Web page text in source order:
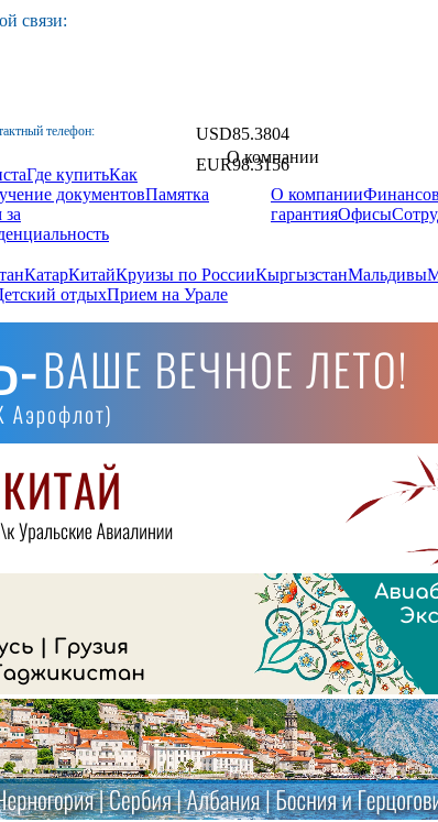
связи:
телефон: USD85.3804
EUR98.3156
Где купитьКак
документовПамятка
О компании
О компании
гарантияОфисы
КатарКитайКруизы по РоссииКыргызстанМальдивы
отдыхПрием на Урале